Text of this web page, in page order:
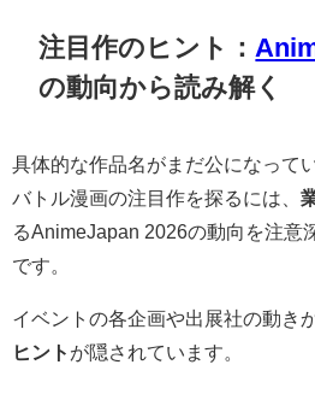
注目作のヒント：
の動向から読み解く
具体的な作品名がまだ公になって
バトル漫画の注目作を探るには、
るAnimeJapan 2026の動向を注意
です。
イベントの各企画や出展社の動きか
ヒント が隠されています。